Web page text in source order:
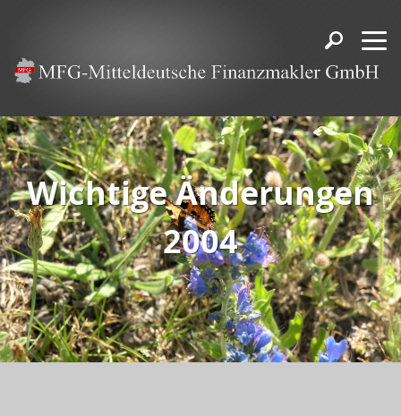
Wichtige Änderungen
2004